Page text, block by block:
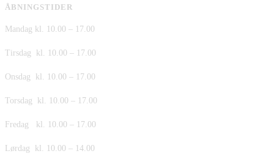
ÅBNINGSTIDER
Mandag kl. 10.00 – 17.00
Tirsdag kl. 10.00 – 17.00
Onsdag kl. 10.00 – 17.00
Torsdag kl. 10.00 – 17.00
Fredag kl. 10.00 – 17.00
Lørdag kl. 10.00 – 14.00